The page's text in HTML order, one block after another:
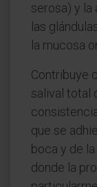
serosa) y
las
la mucosa
Contribuye
salival total
que se
boca y de
donde la